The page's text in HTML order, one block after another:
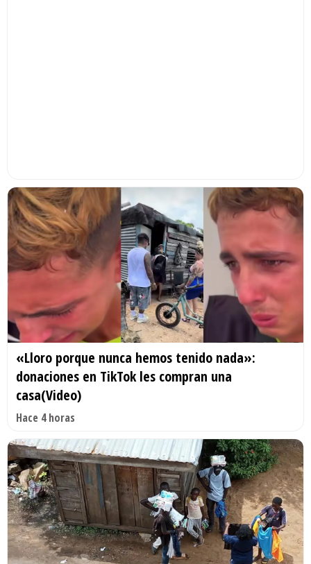
«Lloro porque nunca hemos tenido nada»:
donaciones en TikTok les compran una
casa(Video)
Hace 4 horas